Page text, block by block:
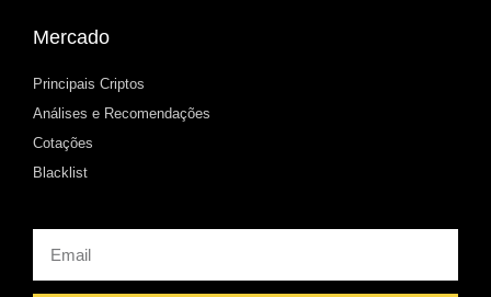
Mercado
Principais Criptos
Análises e Recomendações
Cotações
Blacklist